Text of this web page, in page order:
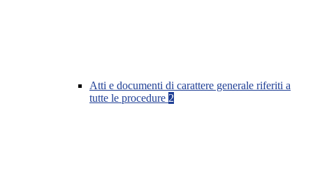
Atti e documenti di carattere generale riferiti a
tutte le procedure 2